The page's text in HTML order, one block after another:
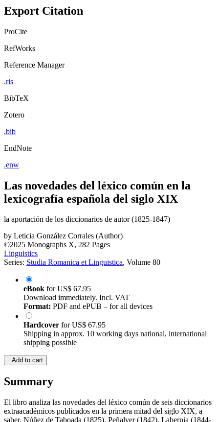
Export Citation
ProCite
RefWorks
Reference Manager
.ris
BibTeX
Zotero
.bib
EndNote
.enw
Las novedades del léxico común en la
lexicografía española del siglo XIX
la aportación de los diccionarios de autor (1825-1847)
by Leticia González Corrales (Author)
©2025 Monographs X, 282 Pages
Linguistics
Series: Studia Romanica et Linguistica, Volume 80
eBook forUS$ 67.95
Download immediately. Incl. VAT
Format: PDF and ePUB – for all devices
Hardcover forUS$ 67.95
Shipping in approx. 10 working days national, international
shipping possible
Add to cart
Summary
El libro analiza las novedades del léxico común de seis diccionarios
extraacadémicos publicados en la primera mitad del siglo XIX, a
saber, Núñez de Taboada (1825), Peñalver (1842), Labernia (1844-